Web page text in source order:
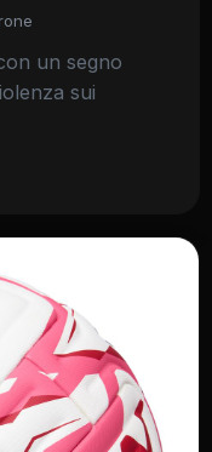
un segno
sui